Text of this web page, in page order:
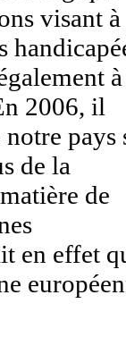
visant à
à
2006, il
pays
de la
de
en effet